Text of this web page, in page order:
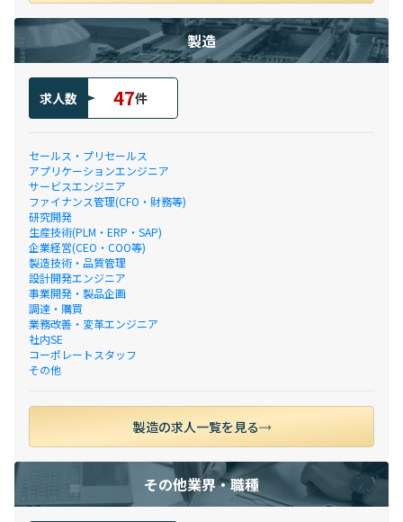
製造
求人数 47件
セールス・プリセールス
アプリケーションエンジニア
サービスエンジニア
ファイナンス管理(CFO・財務等)
研究開発
生産技術(PLM・ERP・SAP)
企業経営(CEO・COO等)
製造技術・品質管理
設計開発エンジニア
事業開発・製品企画
調達・購買
業務改善・変革エンジニア
社内SE
コーポレートスタッフ
その他
製造の求人一覧を見る
その他業界・職種